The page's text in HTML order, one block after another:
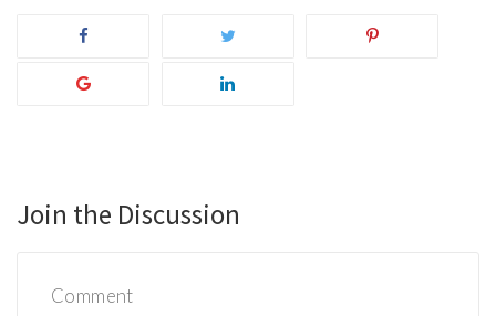
Join the Discussion